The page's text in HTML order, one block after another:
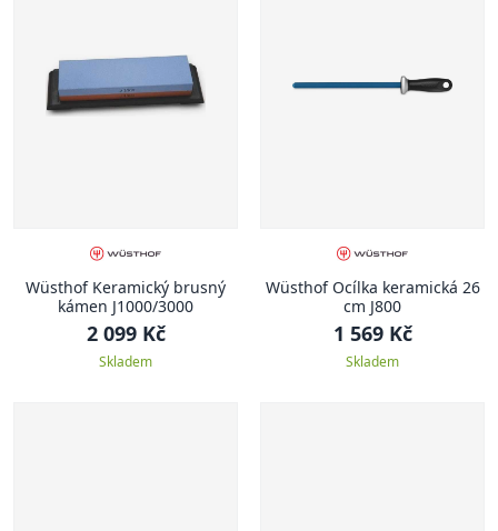
Wüsthof Keramický brusný
kámen J1000/3000
2 099 Kč
Skladem
Wüsthof Ocílka keramická 26
cm J800
1 569 Kč
Skladem